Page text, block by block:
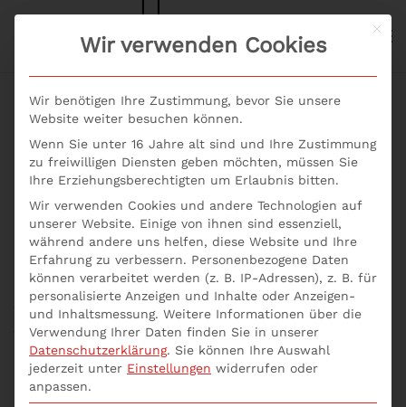
Skip to main content
New Work: Neue
Compliance Pflichten
Kennen Sie die neuen Compliance-Pflichten für das
Nachhaltigkeits-Management? Mit dem Seminar New
Work: Neue Compliance Pflichten erlernen Sie
folgendes Fachwissen:
Management von Nachhaltigkeitsrisiken
Compliance Pflichten sicher umsetzen
Mit
Wir verwenden Cookies
Wir benötigen Ihre Zustimmung, bevor Sie unsere
Website weiter besuchen können.
Wenn Sie unter 16 Jahre alt sind und Ihre Zustimmung
zu freiwilligen Diensten geben möchten, müssen Sie
Ihre Erziehungsberechtigten um Erlaubnis bitten.
Wir verwenden Cookies und andere Technologien auf
unserer Website. Einige von ihnen sind essenziell,
während andere uns helfen, diese Website und Ihre
Erfahrung zu verbessern. Personenbezogene Daten
können verarbeitet werden (z. B. IP-Adressen), z. B. für
personalisierte Anzeigen und Inhalte oder Anzeigen-
und Inhaltsmessung. Weitere Informationen über die
Verwendung Ihrer Daten finden Sie in unserer
Datenschutzerklärung. Sie können Ihre Auswahl
jederzeit unter Einstellungen widerrufen oder
anpassen.